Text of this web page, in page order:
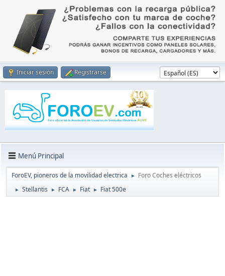
Iniciar sesión Registrarse
Menú Principal
ForoEV, pioneros de la movilidad electrica ► Foro Coches eléctricos
► Stellantis ► FCA ► Fiat ► Fiat 500e